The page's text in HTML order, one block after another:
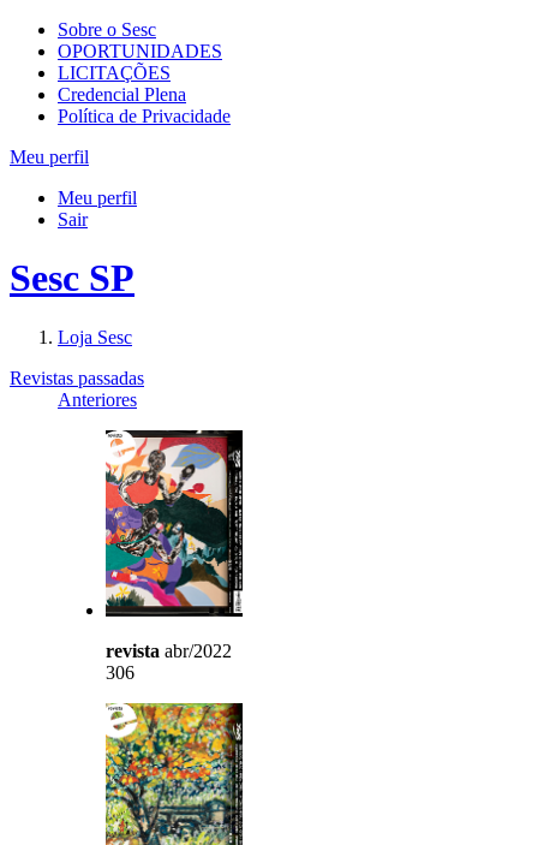
Sobre o Sesc
OPORTUNIDADES
LICITAÇÕES
Credencial Plena
Política de Privacidade
Meu perfil
Meu perfil
Sair
Sesc SP
Loja Sesc
Revistas passadas
Anteriores
revista abr/2022
306